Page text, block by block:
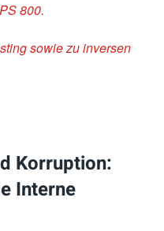
800.
sowie zu inversen
Korruption:
Interne